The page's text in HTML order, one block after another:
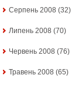
Серпень 2008 (32)
Липень 2008 (70)
Червень 2008 (76)
Травень 2008 (65)